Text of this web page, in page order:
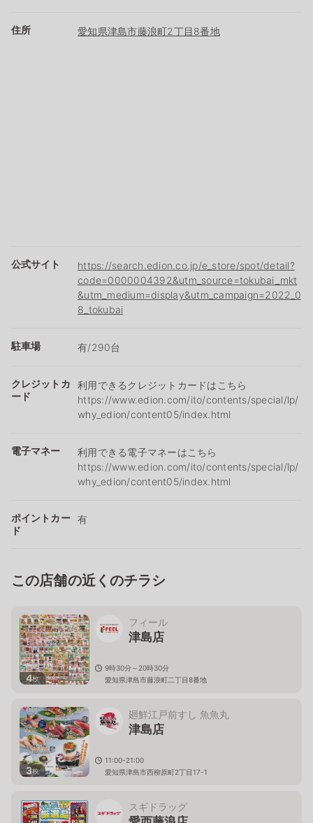
住所 愛知県津島市藤浪町2丁目8番地
公式サイト
https://search.edion.co.jp/e_store/spot/detail?
code=0000004392&utm_source=tokubai_mkt
&utm_medium=display&utm_campaign=2022_0
8_tokubai
駐車場 有/290台
クレジットカ
ード
利用できるクレジットカードはこちら
https://www.edion.com/ito/contents/special/lp/
why_edion/content05/index.html
電子マネー
利用できる電子マネーはこちら
https://www.edion.com/ito/contents/special/lp/
why_edion/content05/index.html
ポイントカー
ド
有
この店舗の近くのチラシ
4枚
フィール
津島店
9時30分～20時30分
愛知県津島市藤浪町二丁目8番地
3枚
廻鮮江戸前すし 魚魚丸
津島店
11:00-21:00
愛知県津島市西柳原町2丁目17-1
スギドラッグ